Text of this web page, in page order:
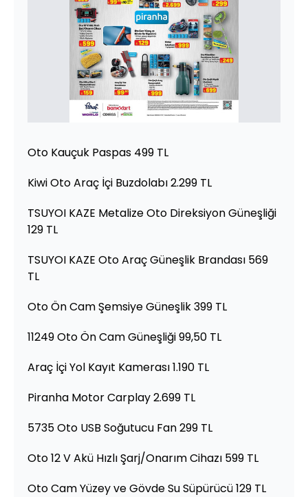
Oto Kauçuk Paspas 499 TL
Kiwi Oto Araç İçi Buzdolabı 2.299 TL
TSUYOI KAZE Metalize Oto Direksiyon Güneşliği
129 TL
TSUYOI KAZE Oto Araç Güneşlik Brandası 569
TL
Oto Ön Cam Şemsiye Güneşlik 399 TL
11249 Oto Ön Cam Güneşliği 99,50 TL
Araç İçi Yol Kayıt Kamerası 1.190 TL
Piranha Motor Carplay 2.699 TL
5735 Oto USB Soğutucu Fan 299 TL
Oto 12 V Akü Hızlı Şarj/Onarım Cihazı 599 TL
Oto Cam Yüzey ve Gövde Su Süpürücü 129 TL